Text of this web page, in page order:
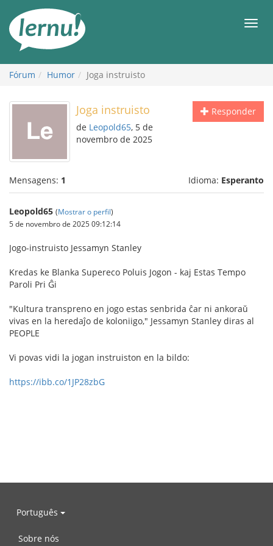
conteúdo
Fórum Humor Joga instruisto
Responder
Joga instruisto
de Leopold65, 5 de
novembro de 2025
Mensagens: 1 Idioma: Esperanto
Leopold65 (Mostrar o perfil)
5 de novembro de 2025 09:12:14
Jogo-instruisto Jessamyn Stanley
Kredas ke Blanka Supereco Poluis Jogon - kaj Estas Tempo
Paroli Pri Ĝi
"Kultura transpreno en jogo estas senbrida ĉar ni ankoraŭ
vivas en la heredaĵo de koloniigo," Jessamyn Stanley diras al
PEOPLE
Vi povas vidi la jogan instruiston en la bildo:
https://ibb.co/1JP28zbG
Português
Sobre nós